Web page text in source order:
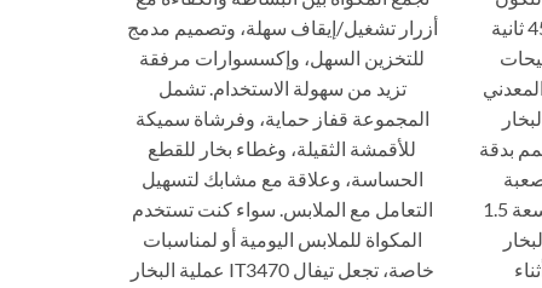
عملية، حيث تسخن في غضون 45 ثانية
بدقة
الوصول إليها. يوفر خزان المياه بسعة 1.5
البخار
أزرار تشغيل/إيقاف سهلة، وتصميم مدمج
للتخزين السهل، وإكسسوارات مرفقة
تزيد من سهولة الاستخدام. تشمل
المجموعة قفاز حماية، وفرشاة سميكة
للأقمشة الثقيلة، وغطاء بخار للقطع
الحساسة، وعلاقة مع مشابك لتسهيل
التعامل مع الملابس. سواء كنت تستخدم
المكواة للملابس اليومية أو لمناسبات
خاصة، تجعل تيفال IT3470 عملية البخار